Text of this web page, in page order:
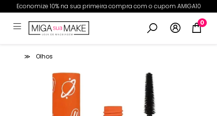
Economize 10% na sua primeira compra com o cupom AMIGA10
0
Olhos